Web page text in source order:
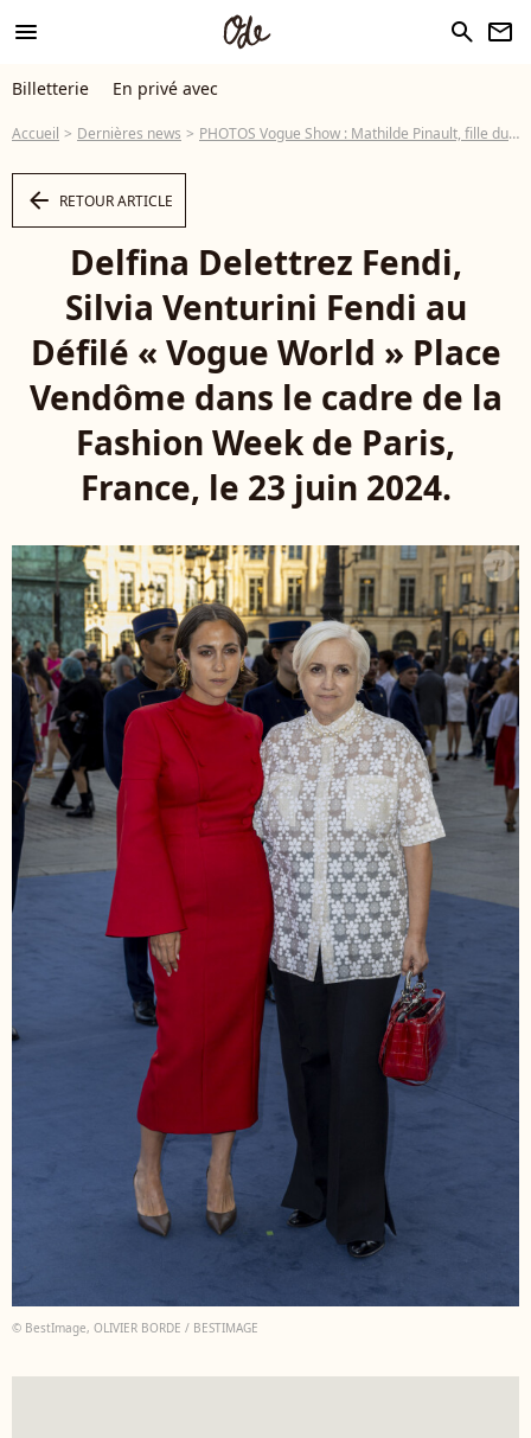
menu search newsletter
Billetterie En privé avec
Accueil Dernières news PHOTOS Vogue Show : Mathilde Pinault, fille du milliardaire français, tout en dentelle comme une autre star hollywoodienne
arrow_left RETOUR ARTICLE
Delfina Delettrez Fendi,
Silvia Venturini Fendi au
Défilé « Vogue World » Place
Vendôme dans le cadre de la
Fashion Week de Paris,
France, le 23 juin 2024.
© BestImage, OLIVIER BORDE / BESTIMAGE